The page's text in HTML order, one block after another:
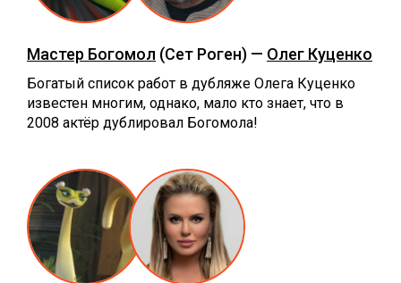
Мастер Богомол (Сет Роген) — Олег Куценко
Богатый список работ в дубляже Олега Куценко
известен многим, однако, мало кто знает, что в
2008 актёр дублировал Богомола!